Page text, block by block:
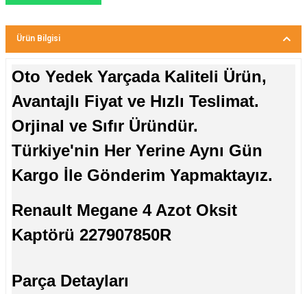
Ürün Bilgisi
Oto Yedek Yarçada Kaliteli Ürün,
Avantajlı Fiyat ve Hızlı Teslimat.
Orjinal ve Sıfır Üründür.
Türkiye'nin Her Yerine Aynı Gün
Kargo İle Gönderim Yapmaktayız.
Renault Megane 4 Azot Oksit
Kaptörü 227907850R
Parça Detayları